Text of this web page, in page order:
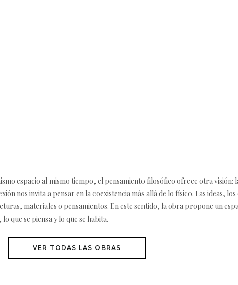
espacio al mismo tiempo, el pensamiento filosófico ofrece otra visión:
nos invita a pensar en la coexistencia más allá de lo físico. Las ideas,
materiales o pensamientos. En este sentido, la obra propone un
que se piensa y lo que se habita.
VER TODAS LAS OBRAS